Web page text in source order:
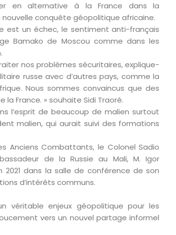
en alternative à la France dans la
nouvelle conquête géopolitique africaine.
est un échec, le sentiment anti-français
Bamako de Moscou comme dans les
nos problèmes sécuritaires, explique-
russe avec d’autres pays, comme la
Nous sommes convaincus que des
France. » souhaite Sidi Traoré.
l’esprit de beaucoup de malien surtout
malien, qui aurait suivi des formations
Anciens Combattants, le Colonel Sadio
de la Russie au Mali, M. Igor
2021 dans la salle de conférence de son
d’intérêts communs.
véritable enjeux géopolitique pour les
vers un nouvel partage informel